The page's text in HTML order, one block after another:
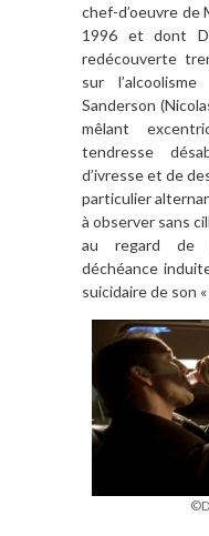
chef-d’oeuvre de
1996 et dont
redécouverte
sur
Sanderson
mêlant
tendresse
d’ivresse et de
particulier
à observer sans
au regard de
déchéance
suicidaire de son